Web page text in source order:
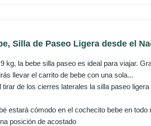
Silla de Paseo Ligera desde el
kg, la bebe silla paseo es ideal para viajar.
llevar el carrito de bebe con una sola...
de los cierres laterales la silla paseo
estará cómodo en el cochecito bebe en
posición de acostado